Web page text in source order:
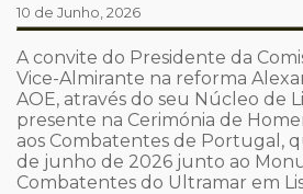
10 de Junho, 2026
A convite do Presidente da
Vice-Almirante na reforma
AOE, através do seu Núcleo de
presente na Cerimónia de
aos Combatentes de Portugal,
de junho de 2026 junto ao
Combatentes do Ultramar em